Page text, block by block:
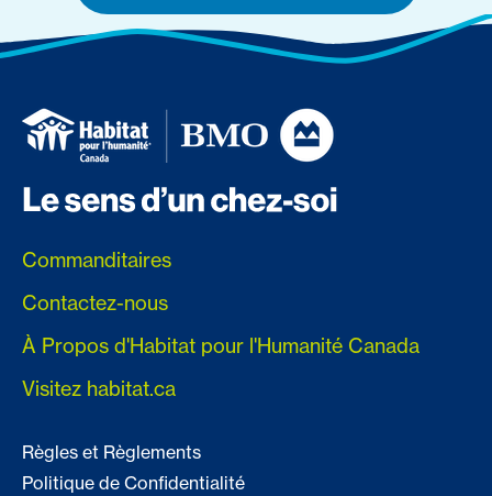
Commanditaires
Contactez-nous
À Propos d'Habitat pour l'Humanité Canada
Visitez habitat.ca
Règles et Règlements
Politique de Confidentialité